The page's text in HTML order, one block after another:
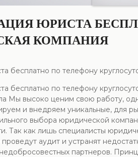
ЮРИСТА
КОМПАНИЯ
бесплатно по телефону
бесплатно по телефону
Мы высоко ценим свою работу,
и внедряем уникальные, для
выбора юридической
Так как лишь специалисты
аудит и устранят
партнеров.